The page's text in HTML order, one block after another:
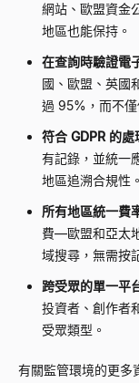
網站、歐盟資金
地區也能保持。
在查詢時驗證電
國、歐盟、英國
過 95%，而不僅
符合 GDPR 的處
有記錄，並統一
地區追溯合規性。
所有地區統一費
費—歐盟和亞太
域搜尋，無需按
跨受眾的單一平
投資者、創作者
受眾類型。
有關監管環境的更多